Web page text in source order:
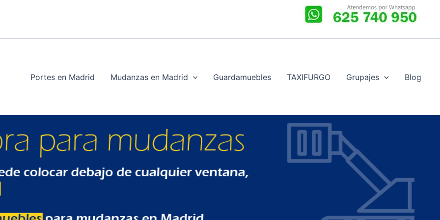
Portes en Madrid Mudanzas en Madrid Guardamuebles TAXIFURGO Grupajes Blog